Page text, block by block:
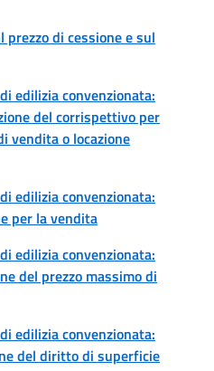
prezzo di cessione e sul
edilizia convenzionata:
del corrispettivo per
vendita o locazione
edilizia convenzionata:
per la vendita
edilizia convenzionata:
del prezzo massimo di
edilizia convenzionata:
del diritto di superficie